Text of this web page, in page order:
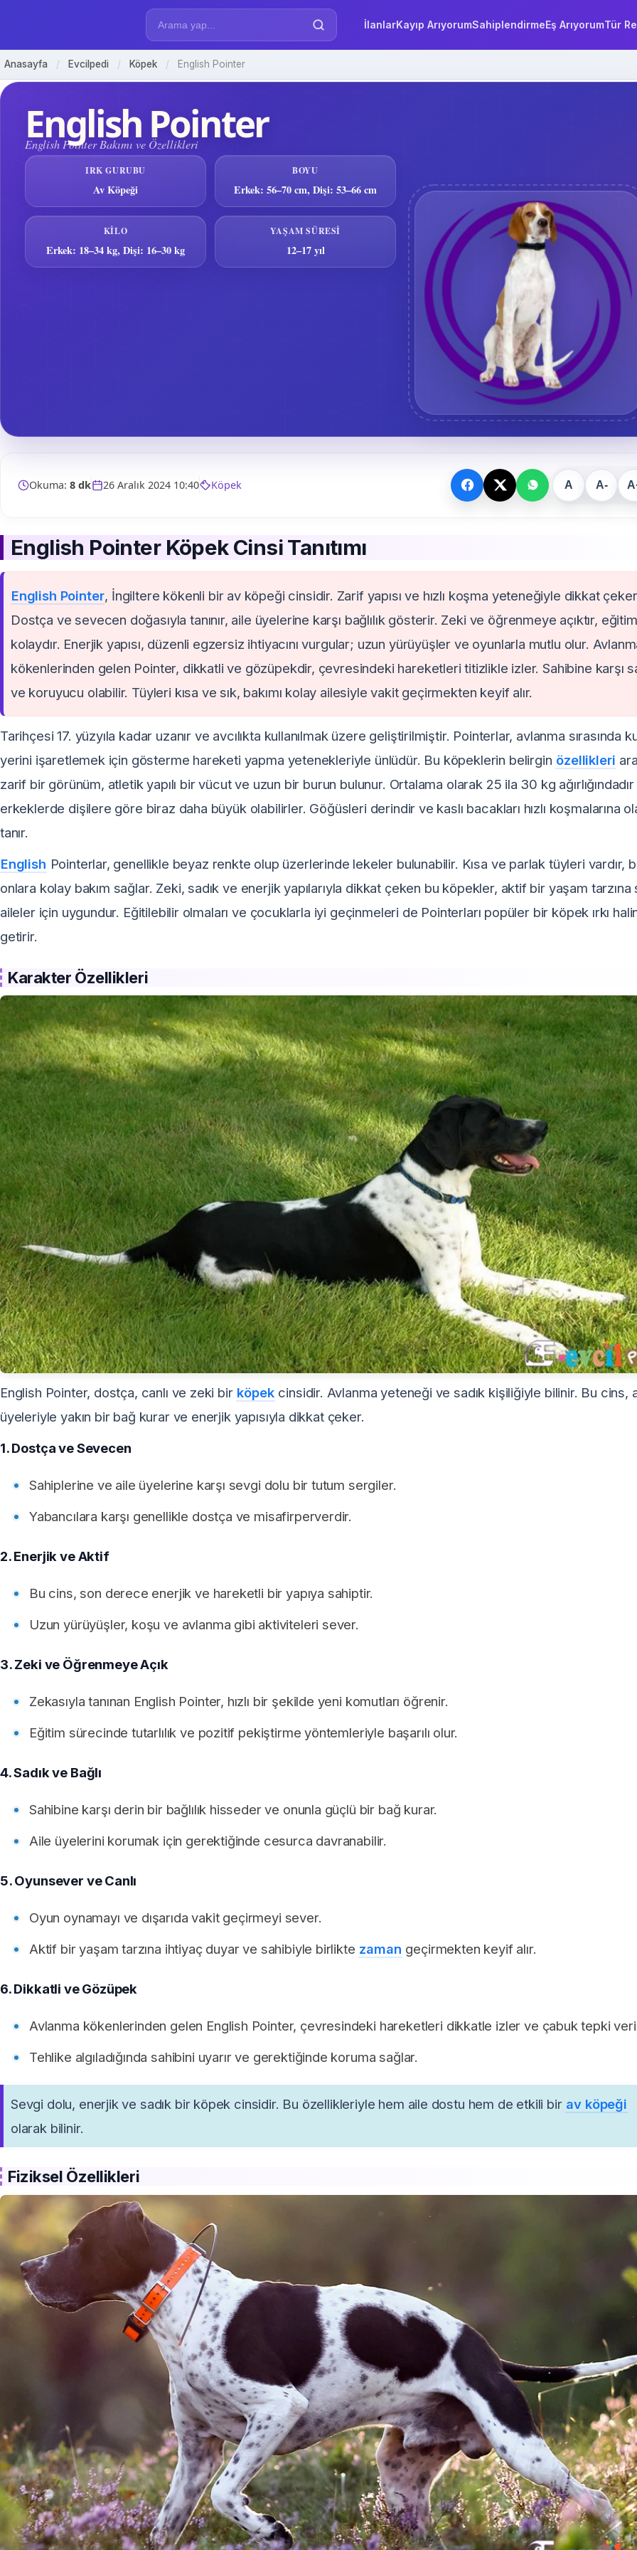
İlanlarKayıp ArıyorumSahiplendirmeEş ArıyorumTür
Anasayfa / Evcilpedi / Köpek / English Pointer
English Pointer
English Pointer Bakımı ve Özellikleri
IRK GURUBU
Av Köpeği
BOYU
Erkek: 56–70 cm, Dişi: 53–66 cm
KILO
Erkek: 18–34 kg, Dişi: 16–30 kg
YAŞAM SÜRESI
12–17 yıl
Okuma: 8 dk 26 Aralık 2024 10:40 Köpek A A-
English Pointer Köpek Cinsi Tanıtımı
English Pointer, İngiltere kökenli bir av köpeği cinsidir. Zarif yapısı ve hızlı koşma yeteneğiyle dikkat
Dostça ve sevecen doğasıyla tanınır, aile üyelerine karşı bağlılık gösterir. Zeki ve öğrenmeye açıktır,
kolaydır. Enerjik yapısı, düzenli egzersiz ihtiyacını vurgular; uzun yürüyüşler ve oyunlarla mutlu olur.
kökenlerinden gelen Pointer, dikkatli ve gözüpekdir, çevresindeki hareketleri titizlikle izler. Sahibine karşı
ve koruyucu olabilir. Tüyleri kısa ve sık, bakımı kolay ailesiyle vakit geçirmekten keyif alır.
Tarihçesi 17. yüzyıla kadar uzanır ve avcılıkta kullanılmak üzere geliştirilmiştir. Pointerlar, avlanma sırasında
yerini işaretlemek için gösterme hareketi yapma yetenekleriyle ünlüdür. Bu köpeklerin belirgin özellikleri
zarif bir görünüm, atletik yapılı bir vücut ve uzun bir burun bulunur. Ortalama olarak 25 ila 30 kg
erkeklerde dişilere göre biraz daha büyük olabilirler. Göğüsleri derindir ve kaslı bacakları hızlı koşmalarına
tanır.
English Pointerlar, genellikle beyaz renkte olup üzerlerinde lekeler bulunabilir. Kısa ve parlak tüyleri vardır,
onlara kolay bakım sağlar. Zeki, sadık ve enerjik yapılarıyla dikkat çeken bu köpekler, aktif bir yaşam tarzına
aileler için uygundur. Eğitilebilir olmaları ve çocuklarla iyi geçinmeleri de Pointerları popüler bir köpek ırkı
getirir.
Karakter Özellikleri
English Pointer, dostça, canlı ve zeki bir köpek cinsidir. Avlanma yeteneği ve sadık kişiliğiyle bilinir. Bu cins,
üyeleriyle yakın bir bağ kurar ve enerjik yapısıyla dikkat çeker.
1. Dostça ve Sevecen
Sahiplerine ve aile üyelerine karşı sevgi dolu bir tutum sergiler.
Yabancılara karşı genellikle dostça ve misafirperverdir.
2. Enerjik ve Aktif
Bu cins, son derece enerjik ve hareketli bir yapıya sahiptir.
Uzun yürüyüşler, koşu ve avlanma gibi aktiviteleri sever.
3. Zeki ve Öğrenmeye Açık
Zekasıyla tanınan English Pointer, hızlı bir şekilde yeni komutları öğrenir.
Eğitim sürecinde tutarlılık ve pozitif pekiştirme yöntemleriyle başarılı olur.
4. Sadık ve Bağlı
Sahibine karşı derin bir bağlılık hisseder ve onunla güçlü bir bağ kurar.
Aile üyelerini korumak için gerektiğinde cesurca davranabilir.
5. Oyunsever ve Canlı
Oyun oynamayı ve dışarıda vakit geçirmeyi sever.
Aktif bir yaşam tarzına ihtiyaç duyar ve sahibiyle birlikte zaman geçirmekten keyif alır.
6. Dikkatli ve Gözüpek
Avlanma kökenlerinden gelen English Pointer, çevresindeki hareketleri dikkatle izler ve çabuk tepki
Tehlike algıladığında sahibini uyarır ve gerektiğinde koruma sağlar.
Sevgi dolu, enerjik ve sadık bir köpek cinsidir. Bu özellikleriyle hem aile dostu hem de etkili bir av köpeği
olarak bilinir.
Fiziksel Özellikleri